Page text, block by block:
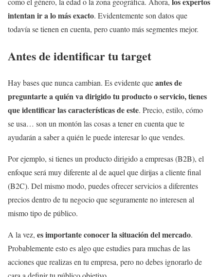
intentan ir a lo más exacto. Evidentemente son datos que
todavía se tienen en cuenta, pero cuanto más segmentes mejor.
Antes de identificar tu target
Hay bases que nunca cambian. Es evidente queantes de
preguntarte a quién va dirigido tu producto o servicio, tienes
que identificar las características de este. Precio, estilo, cómo
se usa… son un montón las cosas a tener en cuenta que te
ayudarán a saber a quién le puede interesar lo que vendes.
Por ejemplo, si tienes un producto dirigido a empresas (B2B), el
enfoque será muy diferente al de aquel que dirijas a cliente final
(B2C). Del mismo modo, puedes ofrecer servicios a diferentes
precios dentro de tu negocio que seguramente no interesen al
mismo tipo de público.
A la vez, es importante conocer la situación del mercado.
Probablemente esto es algo que estudies para muchas de las
acciones que realizas en tu empresa, pero no debes ignorarlo de